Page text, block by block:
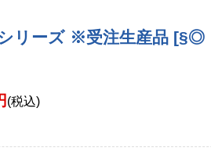
ーズ ※受注生産品 [§◎
(税込)